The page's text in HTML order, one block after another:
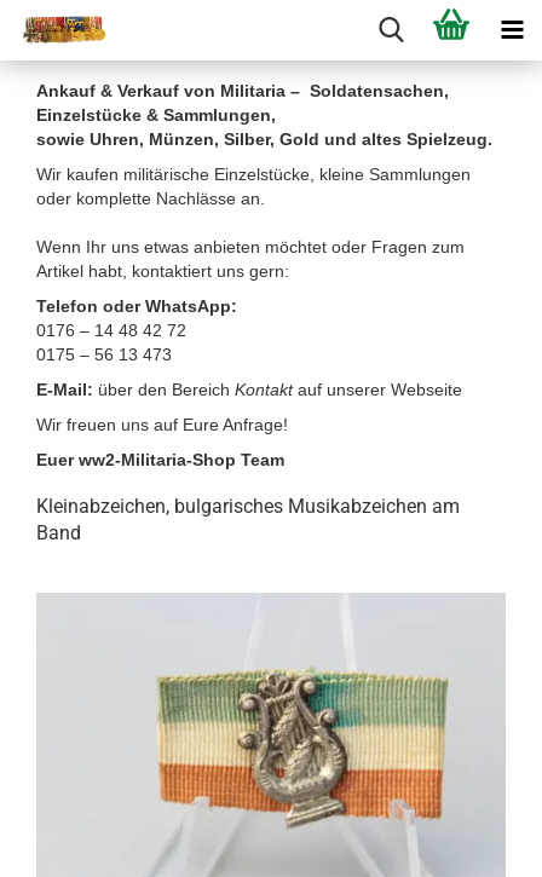
Ankauf & Verkauf von Militaria – Soldatensachen,
Einzelstücke & Sammlungen,
sowie Uhren, Münzen, Silber, Gold und altes Spielzeug.
Wir kaufen militärische Einzelstücke, kleine Sammlungen
oder komplette Nachlässe an.
Wenn Ihr uns etwas anbieten möchtet oder Fragen zum
Artikel habt, kontaktiert uns gern:
Telefon oder WhatsApp:
0176 – 14 48 42 72
0175 – 56 13 473
E-Mail: über den Bereich Kontakt auf unserer Webseite
Wir freuen uns auf Eure Anfrage!
Euer ww2-Militaria-Shop Team
Kleinabzeichen, bulgarisches Musikabzeichen am
Band